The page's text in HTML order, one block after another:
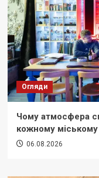
Огляди
Чому атмосфера
кожному
06.08.2026